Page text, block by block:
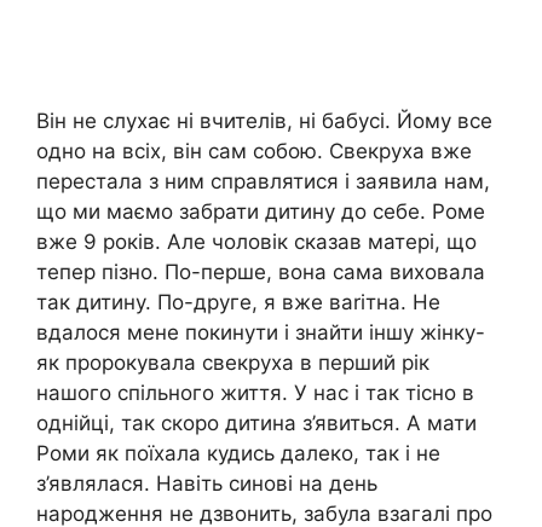
Він не слухає ні вчителів, ні бабусі. Йому все
одно на всіх, він сам собою. Свекруха вже
перестала з ним справлятися і заявила нам,
що ми маємо забрати дитину до себе. Роме
вже 9 років. Але чоловік сказав матері, що
тепер пізно. По-перше, вона сама виховала
так дитину. По-друге, я вже ваrітна. Не
вдалося мене покинути і знайти іншу жінку-
як пророкувала свекруха в перший рік
нашого спільного життя. У нас і так тісно в
однійці, так скоро дитина з’явиться. А мати
Роми як поїхала кудись далеко, так і не
з’являлася. Навіть синові на день
народження не дзвонить, забула взагалі про